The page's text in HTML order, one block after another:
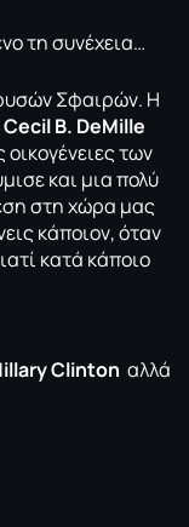
τη συνέχεια…
Σφαιρών. Η
Cecil B. DeMille
των
και μια πολύ
στη χώρα μας
κάποιον, όταν
κατά κάποιο
Clinton αλλά